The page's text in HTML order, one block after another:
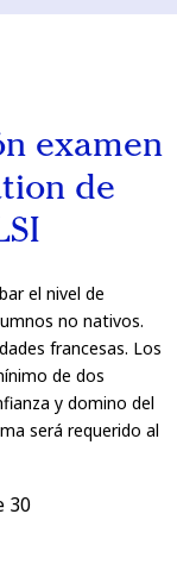
examen
de
el nivel de
no nativos.
francesas. Los
de dos
y domino del
será requerido al
30